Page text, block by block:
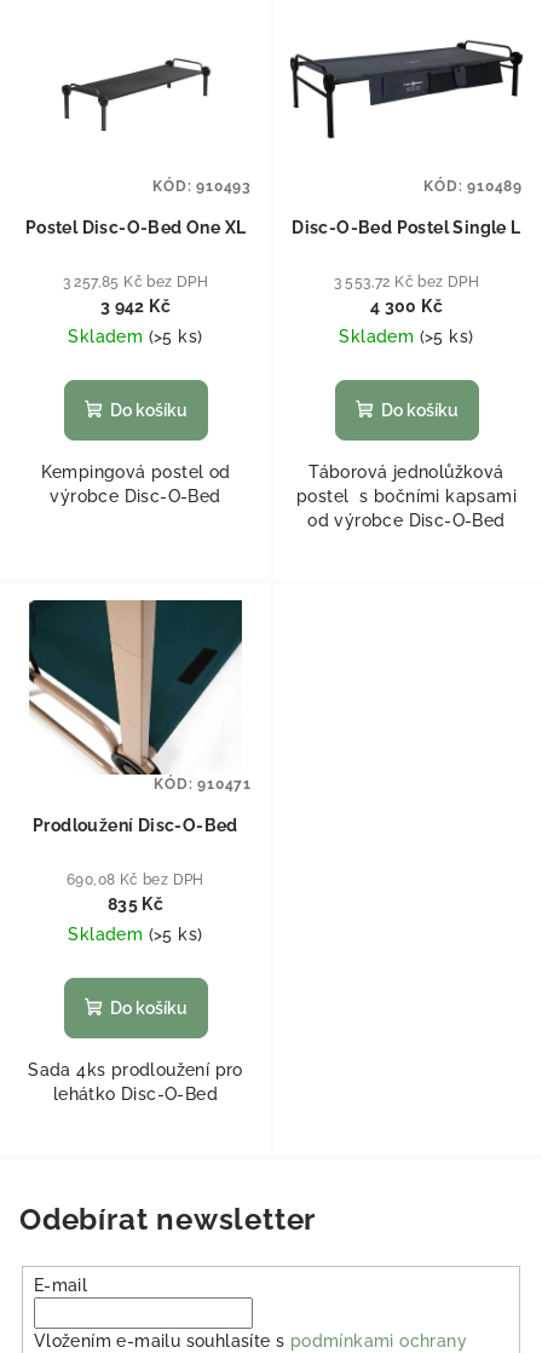
Postel Disc-O-Bed One XL
3 257,85 Kč bez DPH
3 942 Kč
Skladem (>5 ks)
Do košíku
Kempingová postel od
výrobce Disc-O-Bed
KÓD:910493
Disc-O-Bed Postel Single L
3 553,72 Kč bez DPH
4 300 Kč
Skladem (>5 ks)
Do košíku
Táborová jednolůžková
postel s bočními kapsami
od výrobce Disc-O-Bed
KÓD:910489
Prodloužení Disc-O-Bed
690,08 Kč bez DPH
835 Kč
Skladem (>5 ks)
Do košíku
Sada 4ks prodloužení pro
lehátko Disc-O-Bed
KÓD:910471
Odebírat newsletter
E-mail
Vložením e-mailu souhlasíte s podmínkami ochrany